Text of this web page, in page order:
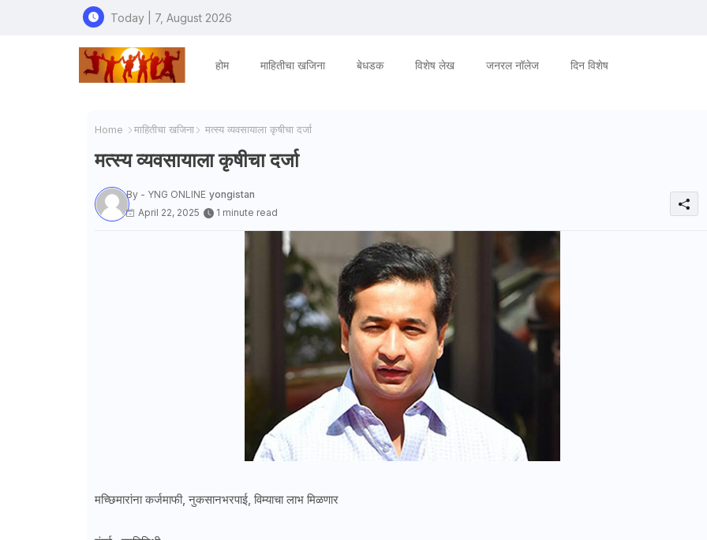
Today | 7, August 2026
होम माहितीचा खजिना बेधडक विशेष लेख जनरल नॉलेज दिन विशेष
Home माहितीचा खजिना मत्स्य व्यवसायाला कृषीचा दर्जा
मत्स्य व्यवसायाला कृषीचा दर्जा
By - YNG ONLINE yongistan
April 22, 2025
1 minute read
मच्छिमारांना कर्जमाफी, नुकसानभरपाई, विम्याचा लाभ मिळणार